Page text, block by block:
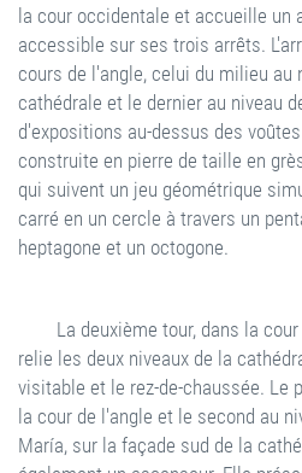
la cour occidentale et accueille un
accessible sur ses trois arrêts.
cours de l'angle, celui du milieu au
cathédrale et le dernier au niveau
d'expositions au-dessus des
construite en pierre de taille en
qui suivent un jeu géométrique
carré en un cercle à travers un
heptagone et un octogone.
La deuxième tour, dans la
relie les deux niveaux de la
visitable et le rez-de-chaussée. Le
la cour de l'angle et le second au
María, sur la façade sud de la